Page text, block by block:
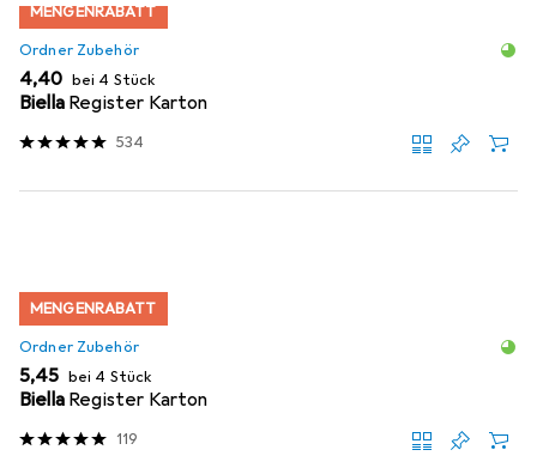
MENGENRABATT
Ordner Zubehör
EUR
4,40 bei 4 Stück
Biella Register Karton
534
MENGENRABATT
Ordner Zubehör
EUR
5,45 bei 4 Stück
Biella Register Karton
119